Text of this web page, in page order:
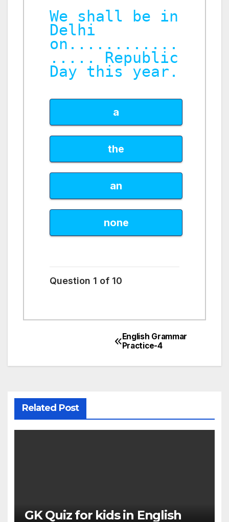
We shall be in
Delhi
on............
..... Republic
Day this year.
a
the
an
none
Question 1 of 10
navigation
English Grammar
Practice-4
Related Post
GK Quiz for kids in English